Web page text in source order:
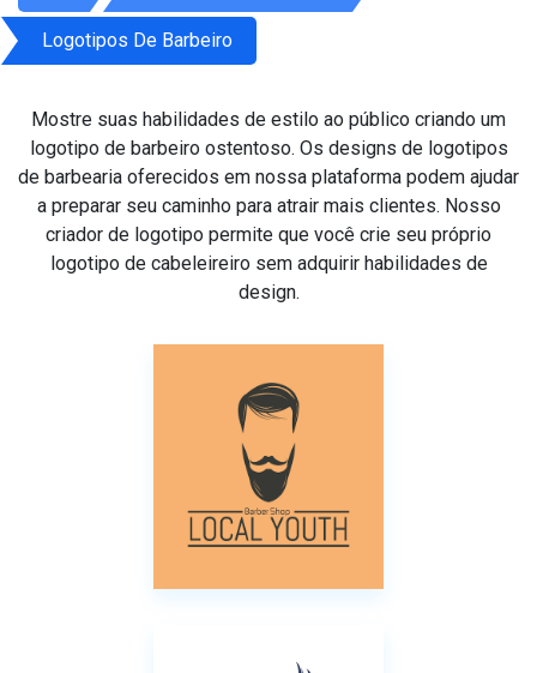
Logotipos De Barbeiro
Mostre suas habilidades de estilo ao público criando um
logotipo de barbeiro ostentoso. Os designs de logotipos
de barbearia oferecidos em nossa plataforma podem ajudar
a preparar seu caminho para atrair mais clientes. Nosso
criador de logotipo permite que você crie seu próprio
logotipo de cabeleireiro sem adquirir habilidades de
design.